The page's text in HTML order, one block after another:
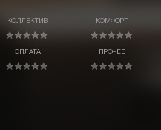
КОЛЛЕКТИВ
ОПЛАТА
КОМФОРТ
ПРОЧЕЕ